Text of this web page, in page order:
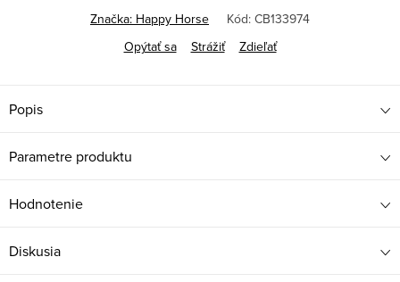
Značka: Happy Horse Kód: CB133974
Opýtať sa
Strážiť Zdieľať
Popis
Parametre produktu
Hodnotenie
Diskusia